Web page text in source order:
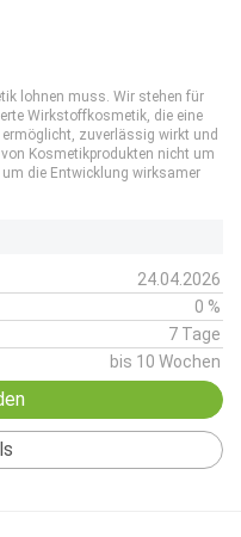
lohnen muss. Wir stehen für
Wirkstoffkosmetik, die eine
zuverlässig wirkt und
Kosmetikprodukten nicht um
um die Entwicklung wirksamer
24.04.2026
0 %
7 Tage
bis 10 Wochen